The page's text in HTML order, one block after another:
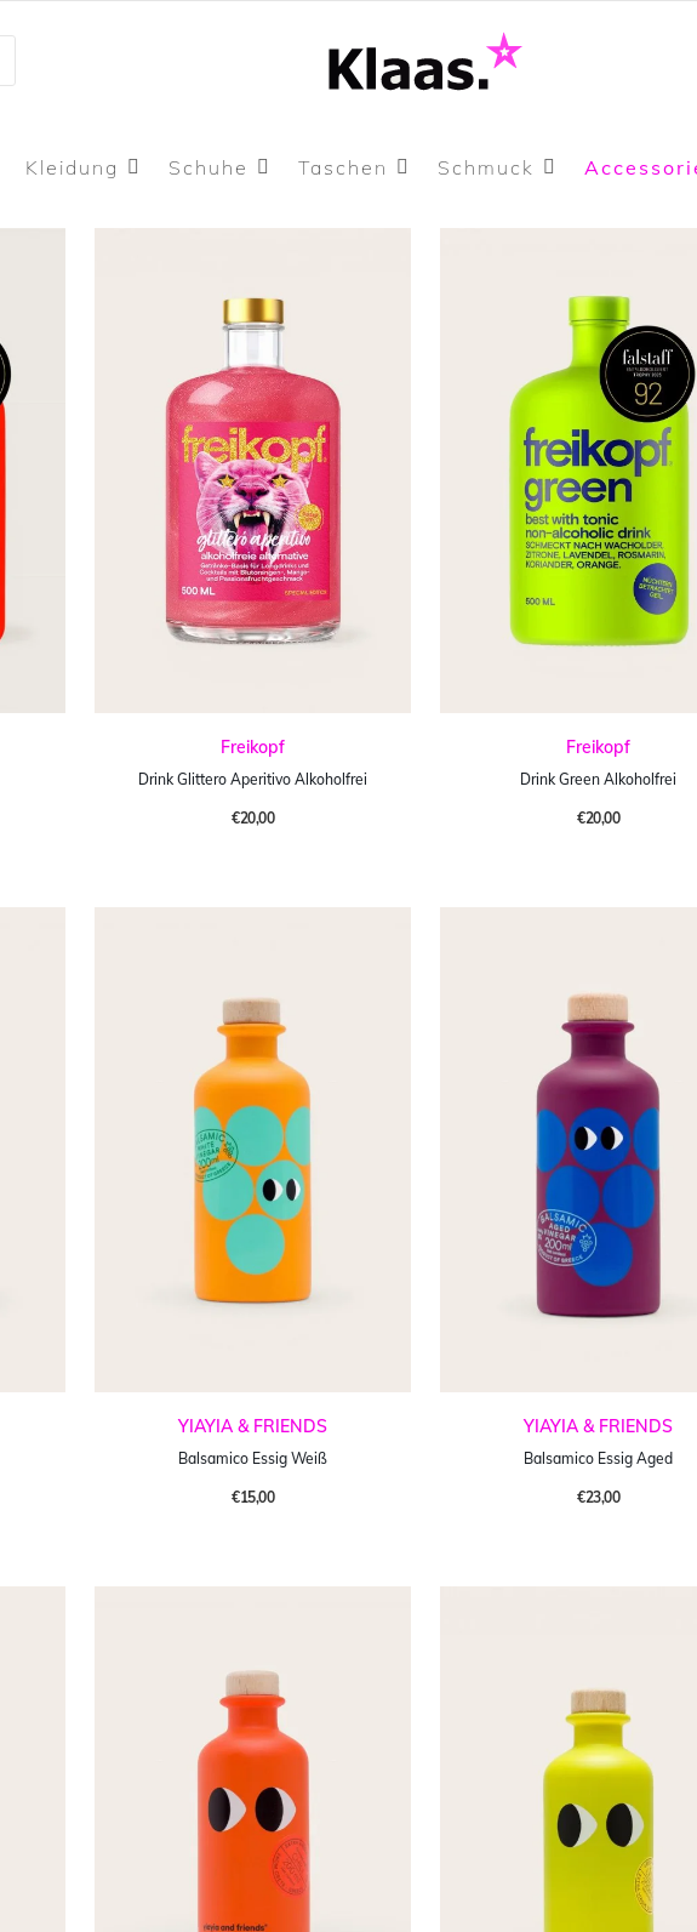
Kleidung Schuhe Taschen Schmuck
Freikopf
Drink Glittero Aperitivo Alkoholfrei
€20,00
Freikopf
Drink Green Alkoholfrei
€20,00
YIAYIA & FRIENDS
Balsamico Essig Weiß
€15,00
YIAYIA & FRIENDS
Balsamico Essig Aged
€23,00